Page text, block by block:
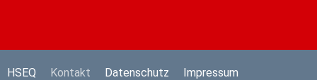
HSEQ Kontakt Datenschutz Impressum